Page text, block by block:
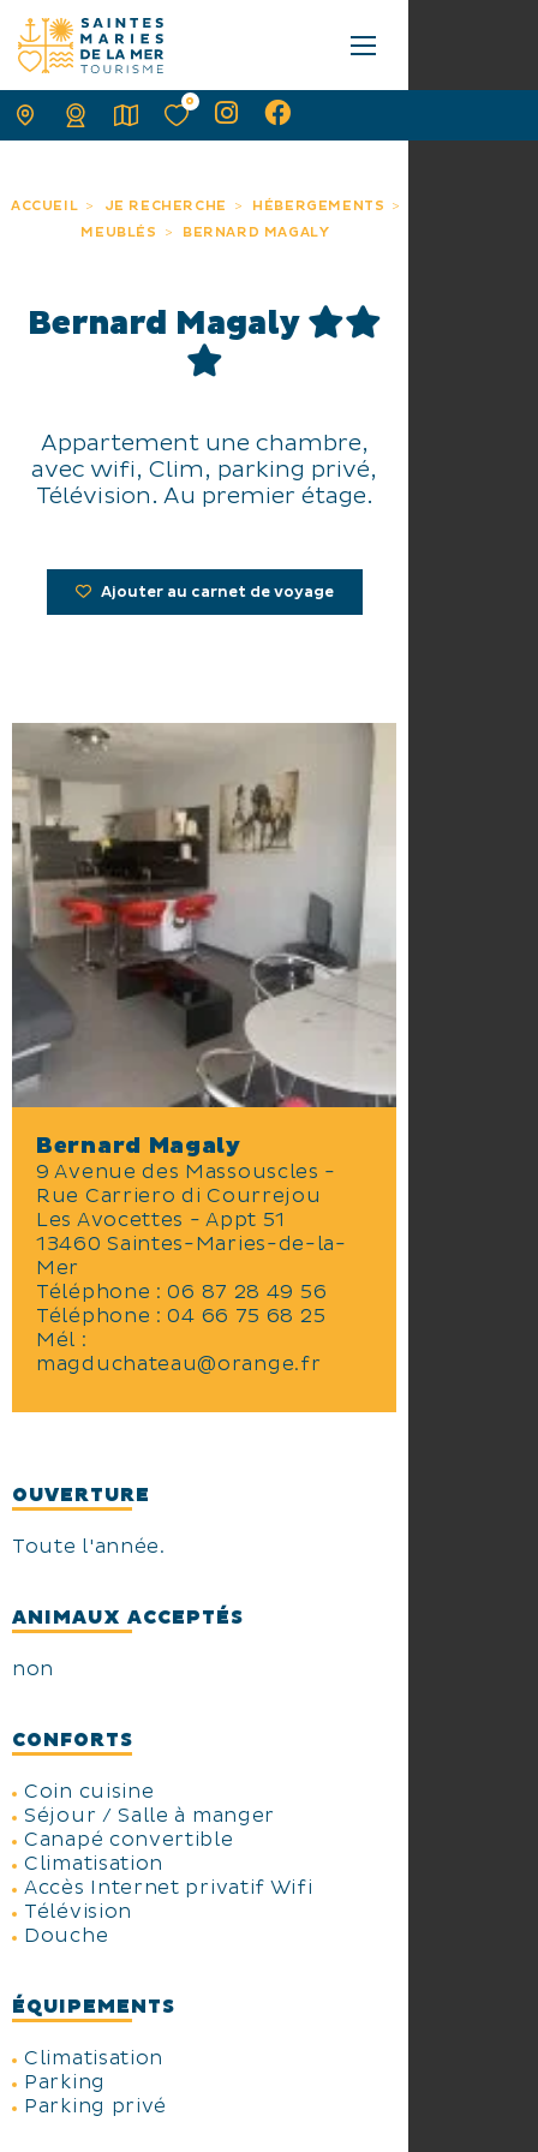
ACCUEIL JE RECHERCHE
HÉBERGEMENTS
MEUBLÉS
BERNARD MAGALY
Bernard Magaly
Appartement une chambre,
avec wifi, Clim, parking privé,
Télévision. Au premier étage.
Ajouter au carnet de voyage
Bernard Magaly
9 Avenue des Massouscles -
Rue Carriero di Courrejou
Les Avocettes - Appt 51
13460 Saintes-Maries-de-la-
Mer
Téléphone :06 87 28 49 56
Téléphone :04 66 75 68 25
Mél :
magduchateau@orange.fr
OUVERTURE
Toute l'année.
ANIMAUX ACCEPTÉS
non
CONFORTS
Coin cuisine
Séjour / Salle à manger
Canapé convertible
Climatisation
Accès Internet privatif Wifi
Télévision
Douche
ÉQUIPEMENTS
Climatisation
Parking
Parking privé
0